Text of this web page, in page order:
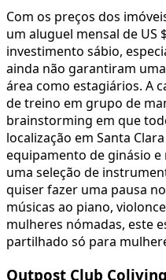
Com os preços dos
um aluguel mensal de US
investimento sábio,
ainda não garantiram
área como estagiários. A
de treino em grupo de
brainstorming em que
localização em Santa
equipamento de ginásio e
uma seleção de
quiser fazer uma pausa
músicas ao piano,
mulheres nómadas, este
partilhado só para
Outpost Club Coliving